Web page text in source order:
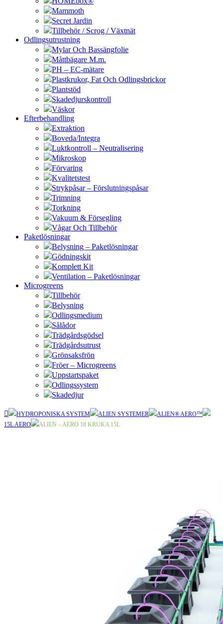
Mammoth
Secret Jardin
Tillbehör / Scrog / Växtnät
Odlingsutrustning
Mylar Och Bassängfolie
Måttbägare M.m.
PH – EC-mätare
Plastkrukor, Fat Och Odlingsbrickor
Plantstöd
Skadedjurskontroll
Väskor
Efterbehandling
Extraktion
Boveda/Integra
Luktkontroll – Neutralisering
Mikroskop
Förvaring
Kvalitetstest
Strykpåsar – Förslutningspåsar
Trimning
Torkning
Vakuum & Försegling
Vågar Och Tillbehör
Paketlösningar
Belysning – Paketlösningar
Gödningskit
Komplett Kit
Ventilation – Paketlösningar
Microgreens
Tillbehör
Belysning
Odlingsmedium
Sålådor
Trädgårdsgödsel
Trädgårdsutrust
Grönsaksfrön
Fröer – Microgreens
Uppstartspaket
Odlingssystem
Skadedjur
HYDROPONISKA SYSTEM ALIEN SYSTEMER
ALIEN® AERO™
15L AERO
ALIEN – AERO 18 KRUKA 15L